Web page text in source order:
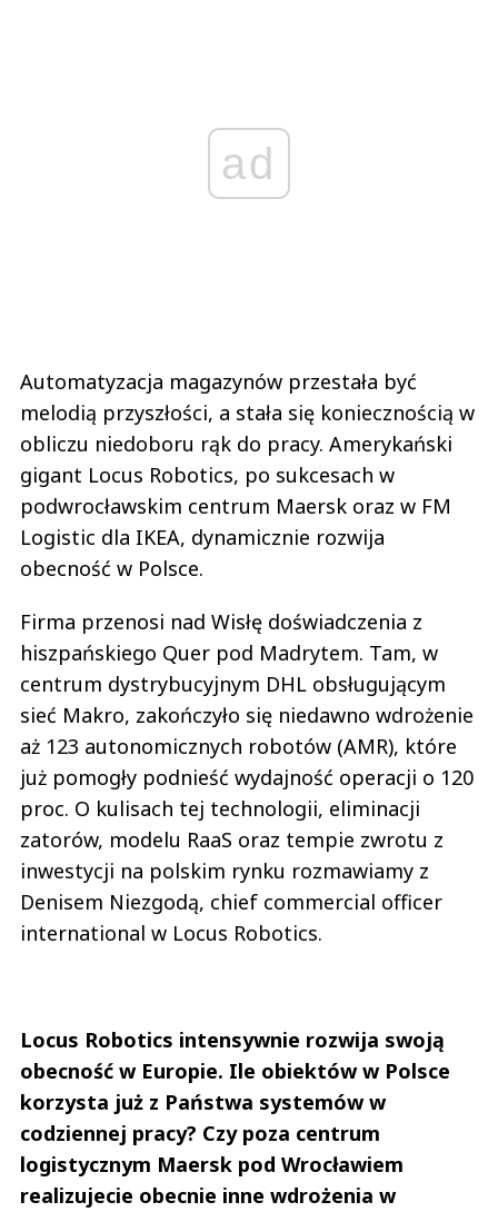
ad
Automatyzacja magazynów przestała być
melodią przyszłości, a stała się koniecznością w
obliczu niedoboru rąk do pracy. Amerykański
gigant Locus Robotics, po sukcesach w
podwrocławskim centrum Maersk oraz w FM
Logistic dla IKEA, dynamicznie rozwija
obecność w Polsce.
Firma przenosi nad Wisłę doświadczenia z
hiszpańskiego Quer pod Madrytem. Tam, w
centrum dystrybucyjnym DHL obsługującym
sieć Makro, zakończyło się niedawno wdrożenie
aż 123 autonomicznych robotów (AMR), które
już pomogły podnieść wydajność operacji o 120
proc. O kulisach tej technologii, eliminacji
zatorów, modelu RaaS oraz tempie zwrotu z
inwestycji na polskim rynku rozmawiamy z
Denisem Niezgodą, chief commercial officer
international w Locus Robotics.
Locus Robotics intensywnie rozwija swoją
obecność w Europie. Ile obiektów w Polsce
korzysta już z Państwa systemów w
codziennej pracy? Czy poza centrum
logistycznym Maersk pod Wrocławiem
realizujecie obecnie inne wdrożenia w